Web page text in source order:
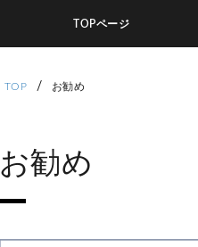
TOPページ
TOP / お勧め
お勧め